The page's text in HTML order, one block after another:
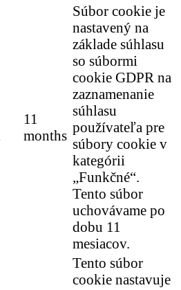
11
months
Súbor cookie je
nastavený na
základe súhlasu
so súbormi
cookie GDPR na
zaznamenanie
súhlasu
používateľa pre
súbory cookie v
kategórii
„Funkčné“.
Tento súbor
uchovávame po
dobu 11
mesiacov.
Tento súbor
cookie nastavuje